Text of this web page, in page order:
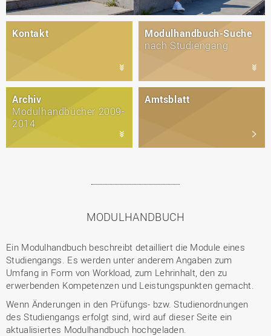
Kontakt
Modulhandbuch-Suche
nach Studiengang
Archiv
Modulhandbücher 2009-
2014
Amtsblatt
MODULHANDBUCH
Ein Modulhandbuch beschreibt detailliert die Module eines
Studiengangs. Es werden unter anderem Angaben zum
Umfang in Form von Workload, zum Lehrinhalt, den zu
erwerbenden Kompetenzen und Leistungspunkten gemacht.
Wenn Änderungen in den Prüfungs- bzw. Studienordnungen
des Studiengangs erfolgt sind, wird auf dieser Seite ein
aktualisiertes Modulhandbuch hochgeladen.